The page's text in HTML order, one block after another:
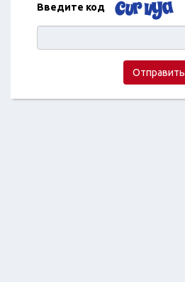
Введите код
Отправить